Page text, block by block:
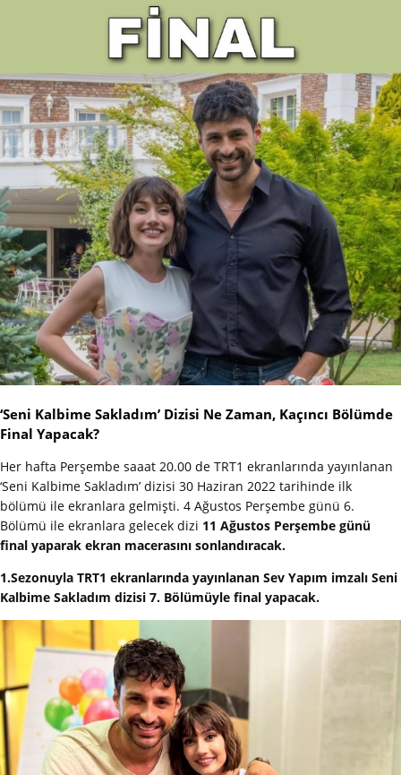
‘Seni Kalbime Sakladım’ Dizisi Ne Zaman, Kaçıncı Bölümde
Final Yapacak?
Her hafta Perşembe saaat 20.00 de TRT1 ekranlarında yayınlanan
‘Seni Kalbime Sakladım’ dizisi 30 Haziran 2022 tarihinde ilk
bölümü ile ekranlara gelmişti. 4 Ağustos Perşembe günü 6.
Bölümü ile ekranlara gelecek dizi 11 Ağustos Perşembe günü
final yaparak ekran macerasını sonlandıracak.
1.Sezonuyla TRT1 ekranlarında yayınlanan Sev Yapım imzalı Seni
Kalbime Sakladım dizisi 7. Bölümüyle final yapacak.